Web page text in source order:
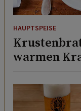
HAUPTSPEISE
warmen